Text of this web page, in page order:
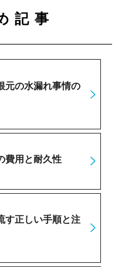
記事
元の水漏れ事情の
費用と耐久性
す正しい手順と注